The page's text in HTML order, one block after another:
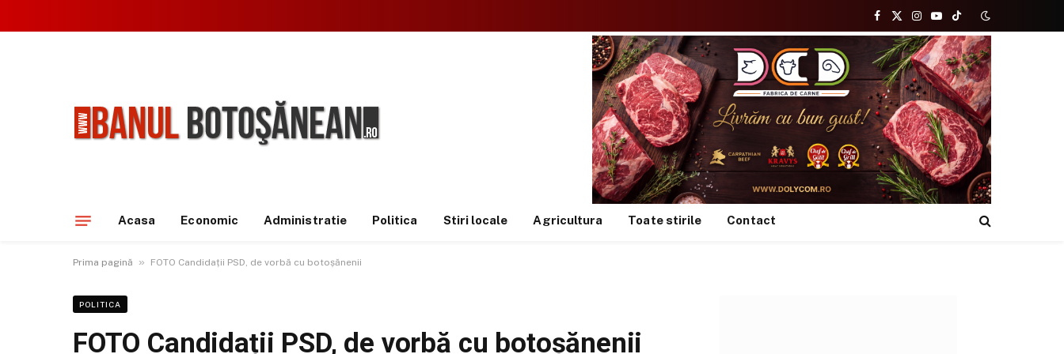
Facebook
X
(Twitter)
Instagram
YouTubeTikTok
Acasa Economic Administratie Politica Stiri locale Agricultura Toate stirile Contact
Prima pagină » FOTO Candidații PSD, de vorbă cu botoșănenii
POLITICA
FOTO Candidații PSD, de vorbă cu botoșănenii